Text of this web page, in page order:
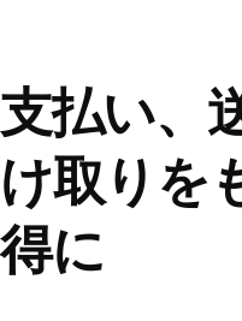
支払い、
け取りを
得に